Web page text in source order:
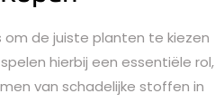
de juiste planten te kiezen
hierbij een essentiële rol,
van schadelijke stoffen in